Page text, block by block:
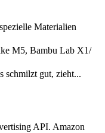
Materialien
M5, Bambu Lab X1/
schmilzt gut, zieht...
API. Amazon